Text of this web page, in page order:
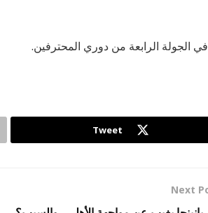
Tweet
Next